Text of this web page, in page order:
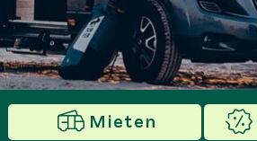
Mieten